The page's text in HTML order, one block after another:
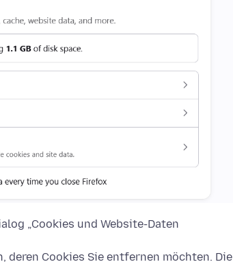
„Cookies und Website-Daten
deren Cookies Sie entfernen möchten. Die